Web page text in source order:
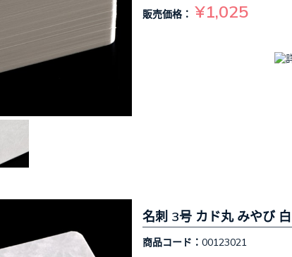
販売価格： ¥1,025
名刺 3号 カド丸 みやび 白
商品コード： 00123021